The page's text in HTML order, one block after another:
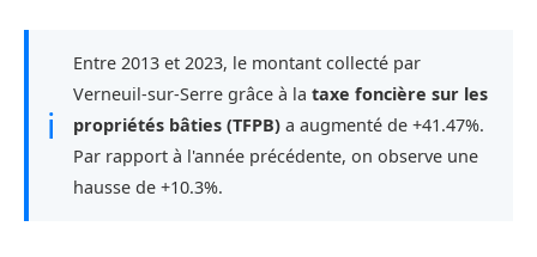
ℹ
Entre 2013 et 2023, le montant collecté par
Verneuil-sur-Serre grâce à la taxe foncière sur les
propriétés bâties (TFPB) a augmenté de +41.47%.
Par rapport à l'année précédente, on observe une
hausse de +10.3%.